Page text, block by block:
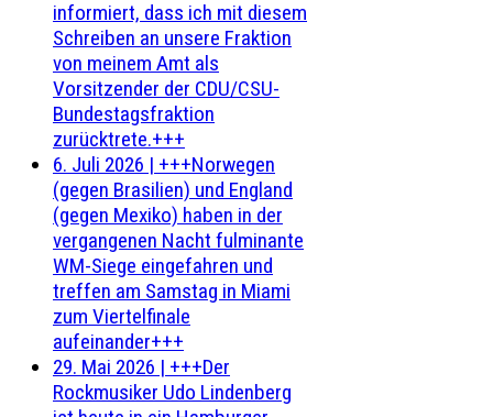
informiert, dass ich mit diesem
Schreiben an unsere Fraktion
von meinem Amt als
Vorsitzender der CDU/CSU-
Bundestagsfraktion
zurücktrete.+++
6. Juli 2026 | +++Norwegen
(gegen Brasilien) und England
(gegen Mexiko) haben in der
vergangenen Nacht fulminante
WM-Siege eingefahren und
treffen am Samstag in Miami
zum Viertelfinale
aufeinander+++
29. Mai 2026 | +++Der
Rockmusiker Udo Lindenberg